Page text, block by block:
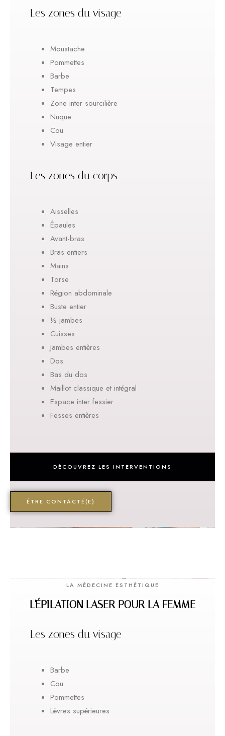
Les zones du visage
Moustache
Pommettes
Barbe
Tempes
Zone inter sourcilière
Nuque
Cou
Visage entier
Les zones du corps
Aisselles
Épaules
Avant-bras
Bras entiers
Mains
Torse
Région abdominale
Buste entier
½ jambes
Cuisses
Jambes entières
Dos
Bas du dos
Maillot classique et intégral
Espace inter fessier
Fesses entières
DÉCOUVREZ LES INTERVENTIONS
ÊTRE CONTACTÉ(E)
LA MÉDECINE ESTHÉTIQUE
L'ÉPILATION LASER POUR LA FEMME
Les zones du visage
Barbe
Cou
Pommettes
Lèvres supérieures